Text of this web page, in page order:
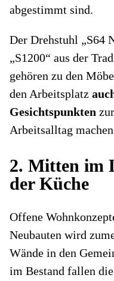
abgestimmt sind.
Der Drehstuhl „S64
„S1200“ aus der
gehören zu den
den Arbeitsplatz
Gesichtspunkten
Arbeitsalltag
2. Mitten im
der Küche
Offene
Neubauten wird
Wände in den
im Bestand fallen